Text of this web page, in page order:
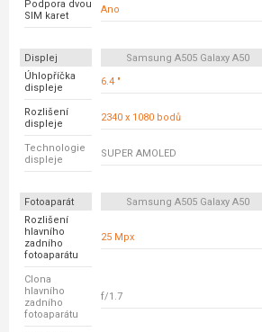
Podpora dvou
SIM karet
Ano
Displej Samsung A505 Galaxy A50
Úhlopříčka
displeje
6.4 "
Rozlišení
displeje
2340 x 1080 bodů
Technologie
displeje
SUPER AMOLED
Fotoaparát Samsung A505 Galaxy A50
Rozlišení
hlavního
zadního
fotoaparátu
25 Mpx
Clona
hlavního
zadního
fotoaparátu
f/1.7